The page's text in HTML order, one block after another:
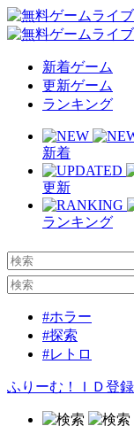
新着ゲーム
更新ゲーム
ランキング
新着
更新
ランキング
#ホラー
#探索
#レトロ
ふりーむ！ＩＤ登録